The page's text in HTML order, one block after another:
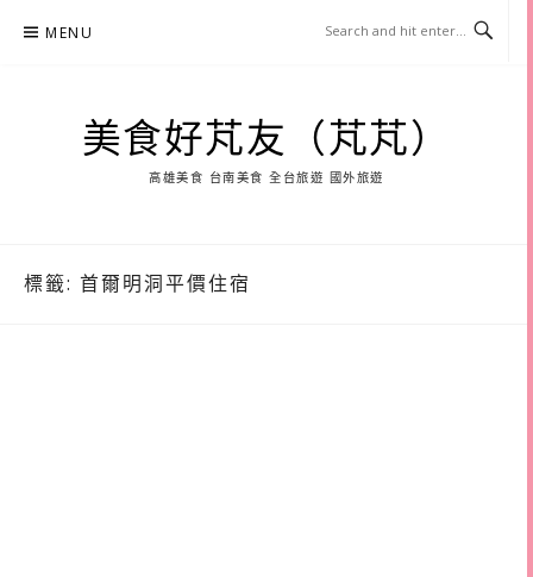
MENU
美食好芃友（芃芃）
高雄美食 台南美食 全台旅遊 國外旅遊
標籤: 首爾明洞平價住宿